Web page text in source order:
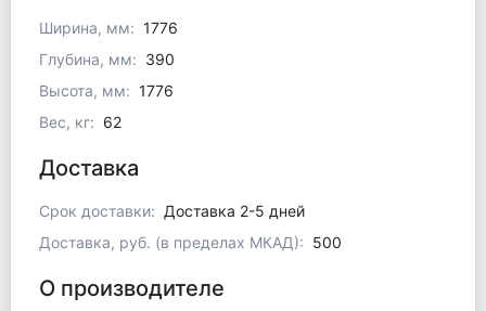
Ширина, мм: 1776
Глубина, мм: 390
Высота, мм: 1776
Вес, кг: 62
Доставка
Срок доставки: Доставка 2-5 дней
Доставка, руб. (в пределах МКАД): 500
О производителе